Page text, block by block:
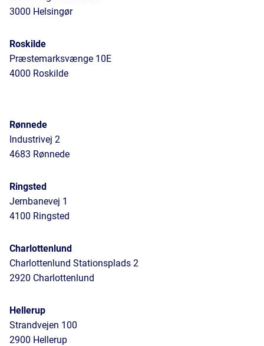
3000 Helsingør
Roskilde
Præstemarksvænge 10E
4000 Roskilde
Rønnede
Industrivej 2
4683 Rønnede
Ringsted
Jernbanevej 1
4100 Ringsted
Charlottenlund
Charlottenlund Stationsplads 2
2920 Charlottenlund
Hellerup
Strandvejen 100
2900 Hellerup